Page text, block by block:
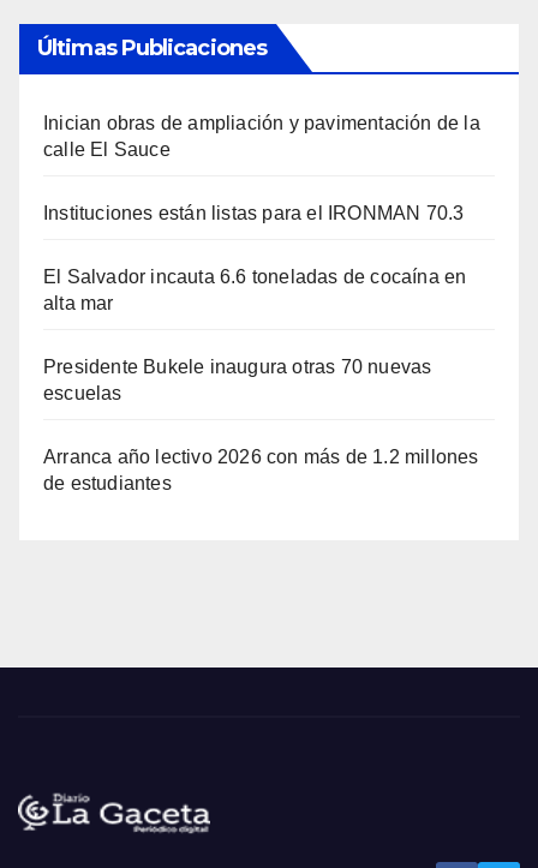
Últimas Publicaciones
Inician obras de ampliación y pavimentación de la
calle El Sauce
Instituciones están listas para el IRONMAN 70.3
El Salvador incauta 6.6 toneladas de cocaína en
alta mar
Presidente Bukele inaugura otras 70 nuevas
escuelas
Arranca año lectivo 2026 con más de 1.2 millones
de estudiantes